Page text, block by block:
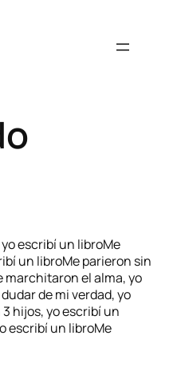
escribí un libroMe
un libroMe parieron sin
marchitaron el alma, yo
de mi verdad, yo
hijos, yo escribí un
escribí un libroMe